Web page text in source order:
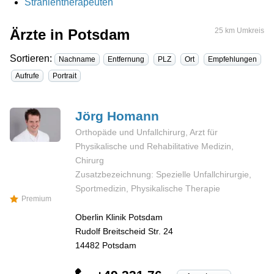
Strahlentherapeuten
Ärzte in Potsdam 25 km Umkreis
Sortieren: Nachname Entfernung PLZ Ort
Empfehlungen
Aufrufe
Portrait
Premium
Jörg Homann
Orthopäde und Unfallchirurg, Arzt für
Physikalische und Rehabilitative Medizin,
Chirurg
Zusatzbezeichnung: Spezielle Unfallchirurgie,
Sportmedizin, Physikalische Therapie
Oberlin Klinik Potsdam
Rudolf Breitscheid Str. 24
14482 Potsdam